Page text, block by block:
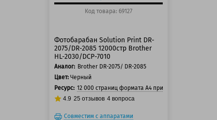
Код товара: 69127
Фотобарабан Solution Print DR-
2075/DR-2085 12000стр Brother
HL-2030/DCP-7010
Аналог: Brother DR-2075/ DR-2085
Цвет: Черный
Ресурс: 12 000 страниц формата А4 при 5% заполнении
4.9 25 отзывов 4 вопроса
Совместим с аппаратами